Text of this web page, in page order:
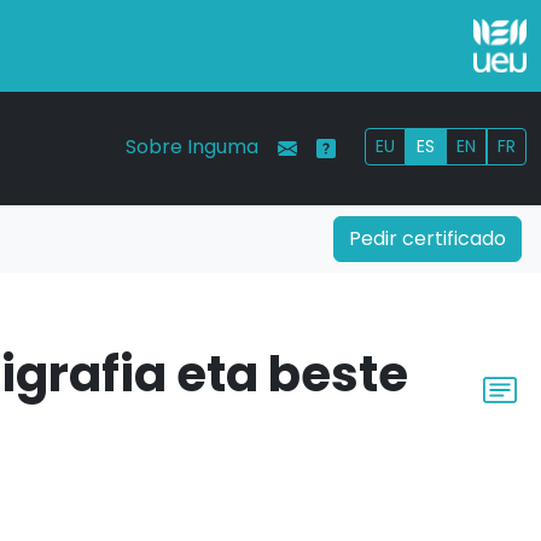
Sobre Inguma EU ES EN FR
Pedir certificado
eta beste